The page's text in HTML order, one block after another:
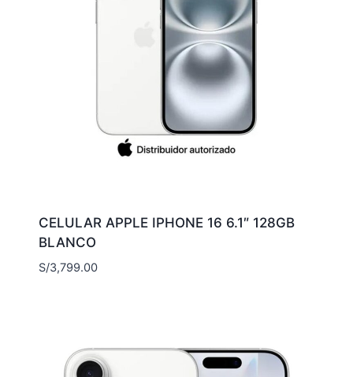
CELULAR APPLE IPHONE 16 6.1″ 128GB
BLANCO
S/3,799.00